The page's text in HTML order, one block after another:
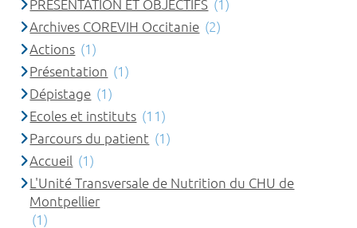
PRÉSENTATION ET OBJECTIFS (1)
Archives COREVIH Occitanie (2)
Actions (1)
Présentation (1)
Dépistage (1)
Ecoles et instituts (11)
Parcours du patient (1)
Accueil (1)
L'Unité Transversale de Nutrition du CHU de
Montpellier
(1)